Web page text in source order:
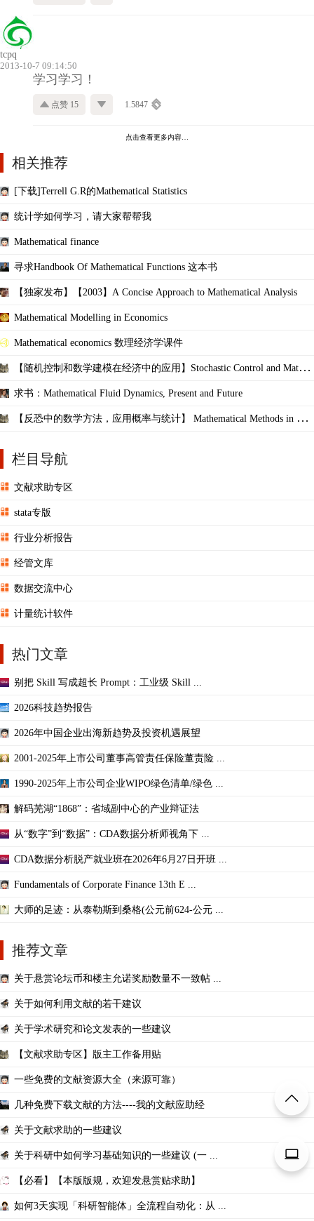
tcpq
2013-10-7 09:14:50
学习学习！
点赞 15 1.5847
点击查看更多内容…
相关推荐
[下载]Terrell G.R的Mathematical Statistics
统计学如何学习，请大家帮帮我
Mathematical finance
寻求Handbook Of Mathematical Functions 这本书
【独家发布】【2003】A Concise Approach to Mathematical Analysis
Mathematical Modelling in Economics
Mathematical economics 数理经济学课件
【随机控制和数学建模在经济中的应用】Stochastic Control and Mathe
求书：Mathematical Fluid Dynamics, Present and Future
【反恐中的数学方法，应用概率与统计】 Mathematical Methods in Cou
栏目导航
文献求助专区
stata专版
行业分析报告
经管文库
数据交流中心
计量统计软件
热门文章
别把 Skill 写成超长 Prompt：工业级 Skill ...
2026科技趋势报告
2026年中国企业出海新趋势及投资机遇展望
2001-2025年上市公司董事高管责任保险董责险 ...
1990-2025年上市公司企业WIPO绿色清单/绿色 ...
解码芜湖“1868”：省域副中心的产业辩证法
从“数字”到“数据”：CDA数据分析师视角下 ...
CDA数据分析脱产就业班在2026年6月27日开班 ...
Fundamentals of Corporate Finance 13th E ...
大师的足迹：从泰勒斯到桑格(公元前624-公元 ...
推荐文章
关于悬赏论坛币和楼主允诺奖励数量不一致帖 ...
关于如何利用文献的若干建议
关于学术研究和论文发表的一些建议
【文献求助专区】版主工作备用贴
一些免费的文献资源大全（来源可靠）
几种免费下载文献的方法----我的文献应助经
关于文献求助的一些建议
关于科研中如何学习基础知识的一些建议 (一 ...
【必看】【本版版规，欢迎发悬赏贴求助】
如何3天实现「科研智能体」全流程自动化：从 ...